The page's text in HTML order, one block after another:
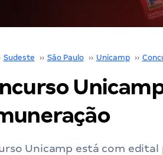
Sudeste ›› São Paulo ›› Unicamp ››
Unicamp está com